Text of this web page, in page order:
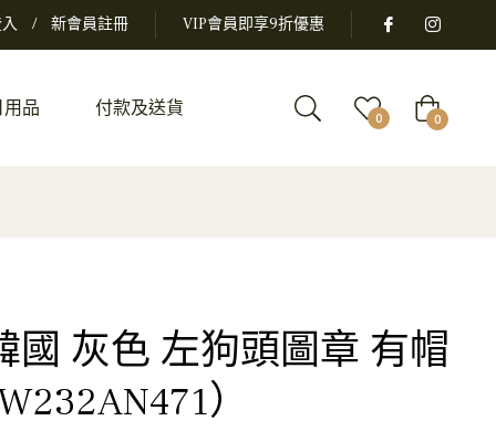
/ 新會員註冊 VIP會員即享9折優惠
用品 付款及送貨 0 大
車 0
國 灰色 左狗頭圖章 有帽
）